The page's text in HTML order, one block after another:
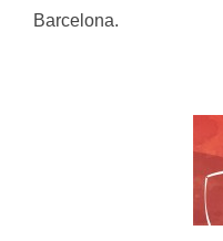
Barcelona.